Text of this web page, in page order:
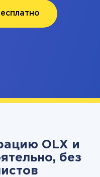
OLX и
без